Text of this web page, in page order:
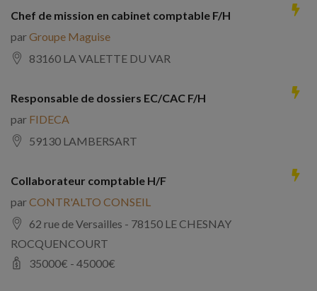
Chef de mission en cabinet comptable F/H
parGroupe Maguise
83160 LA VALETTE DU VAR
Responsable de dossiers EC/CAC F/H
par FIDECA
59130 LAMBERSART
Collaborateur comptable H/F
parCONTR'ALTO CONSEIL
62 rue de Versailles - 78150 LE CHESNAY
ROCQUENCOURT
35000€ - 45000€